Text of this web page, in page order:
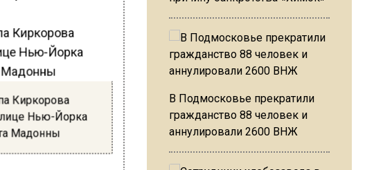
Киркорова
Нью-Йорка
Мадонны
В Подмосковье прекратили
гражданство 88 человек и
аннулировали 2600 ВНЖ